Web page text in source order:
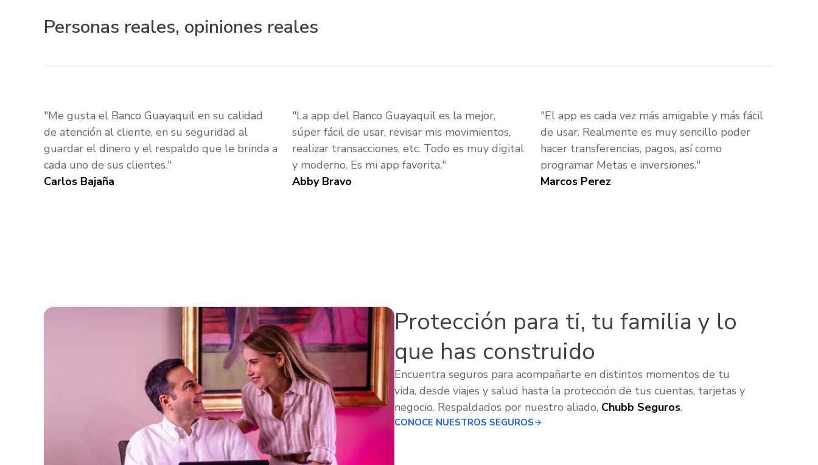
Personas reales, opiniones reales
"Me gusta el Banco Guayaquil en su calidad
de atención al cliente, en su seguridad al
guardar el dinero y el respaldo que le brinda a
cada uno de sus clientes."
Carlos Bajaña
"La app del Banco Guayaquil es la mejor,
súper fácil de usar, revisar mis movimientos,
realizar transacciones, etc. Todo es muy digital
y moderno. Es mi app favorita."
Abby Bravo
"El app es cada vez más amigable y más fácil
de usar. Realmente es muy sencillo poder
hacer transferencias, pagos, así como
programar Metas e inversiones."
Marcos Perez
Protección para ti, tu familia y lo
que has construido
Encuentra seguros para acompañarte en distintos momentos de tu
vida, desde viajes y salud hasta la protección de tus cuentas, tarjetas y
negocio. Respaldados por nuestro aliado, Chubb Seguros.
CONOCE NUESTROS SEGUROS